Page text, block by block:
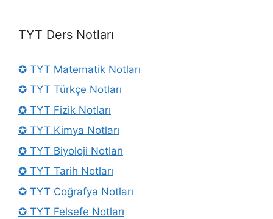
TYT Ders Notları
✪ TYT Matematik Notları
✪ TYT Türkçe Notları
✪ TYT Fizik Notları
✪ TYT Kimya Notları
✪ TYT Biyoloji Notları
✪ TYT Tarih Notları
✪ TYT Coğrafya Notları
✪ TYT Felsefe Notları